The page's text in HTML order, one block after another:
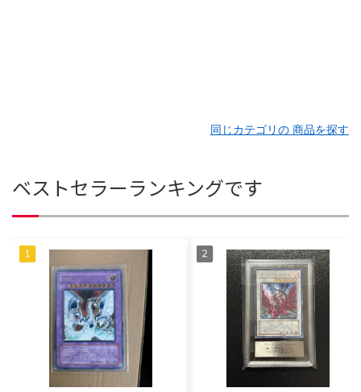
同じカテゴリの 商品を探す
ベストセラーランキングです